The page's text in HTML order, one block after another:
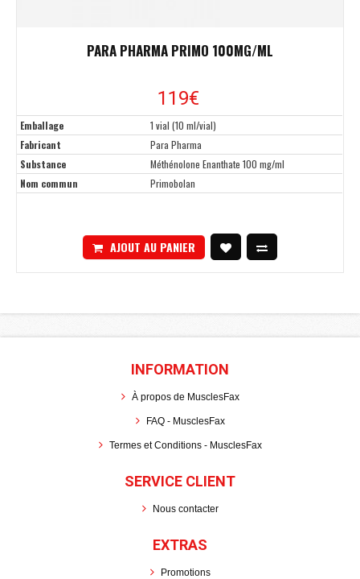
PARA PHARMA PRIMO 100MG/ML
119€
Emballage
1 vial (10 ml/vial)
Fabricant
Para Pharma
Substance
Méthénolone Enanthate 100 mg/ml
Nom commun
Primobolan
AJOUT AU PANIER
INFORMATION
À propos de MusclesFax
FAQ - MusclesFax
Termes et Conditions - MusclesFax
SERVICE CLIENT
Nous contacter
EXTRAS
Promotions